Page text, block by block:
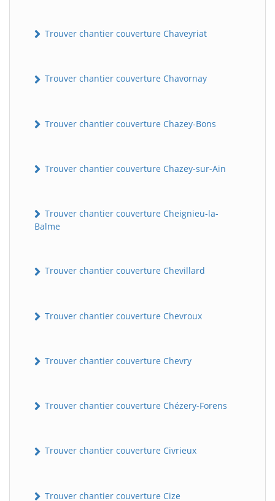
Trouver chantier couverture Chaveyriat
Trouver chantier couverture Chavornay
Trouver chantier couverture Chazey-Bons
Trouver chantier couverture Chazey-sur-Ain
Trouver chantier couverture Cheignieu-la-
Balme
Trouver chantier couverture Chevillard
Trouver chantier couverture Chevroux
Trouver chantier couverture Chevry
Trouver chantier couverture Chézery-Forens
Trouver chantier couverture Civrieux
Trouver chantier couverture Cize